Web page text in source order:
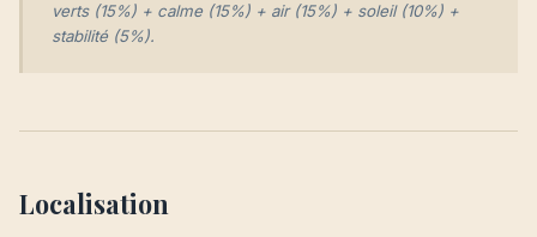
verts (15%) + calme (15%) + air (15%) + soleil (10%) +
stabilité (5%).
Localisation